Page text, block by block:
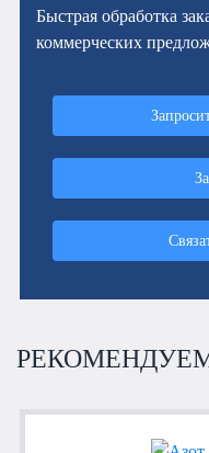
Быстрая обработка
коммерческих